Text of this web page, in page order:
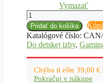
Vymazať
množstvo
Potlač
na
plátne,
neónový
herný
nápis
Pridať do košíka
Katalógové číslo:
Do detskej izby,
Chýba ti ešte 39,00 €
Pokračuj v nákupe